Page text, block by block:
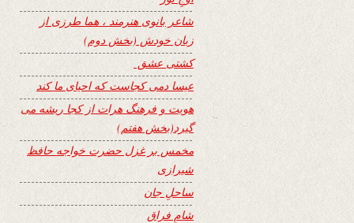
شاعر بانوی هنرمند ، هما طرزی از
زبان خودش (بخش دوم)
کشتی عشق
عیسا دمی کجاست که احیای ما کند
هویت و فرهنگ هرات از کجا ریشه می
گیرد(بخش هفتم)
مخمس بر غزل حضرت خواجه حافظ
شیرازی
ساحلِ جان
شامِ فراق